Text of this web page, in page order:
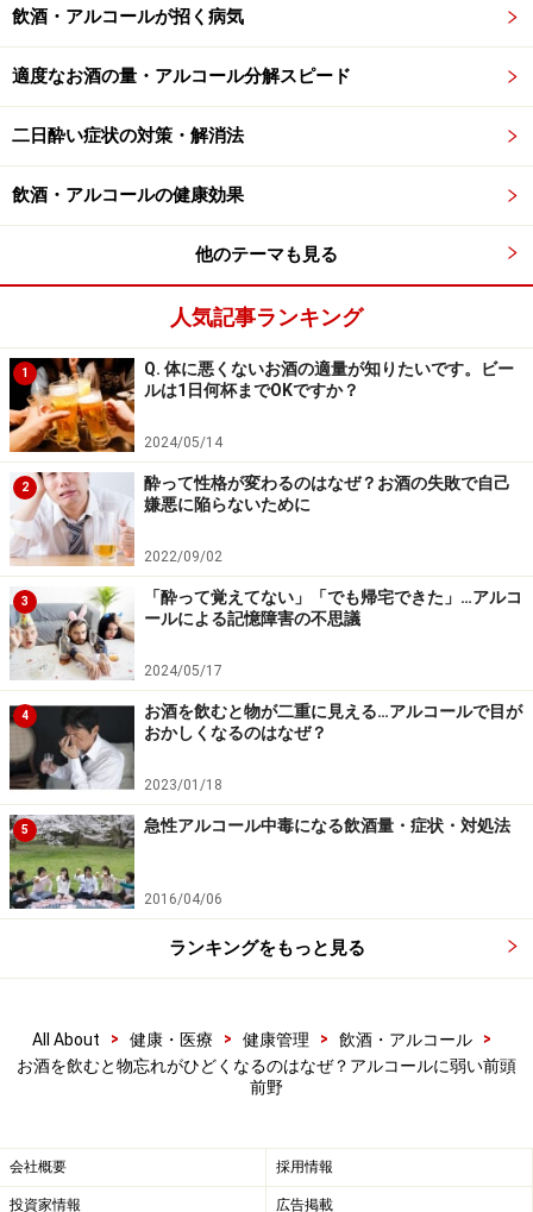
る「酔い」を生じますが、脳全体を一様に麻痺させるわ
けではありません。「お酒で酔う仕組みは未解明？お酒
と麻酔薬の共通点」でも解説しましたが、脳の中には、
たくさんお酒を飲んでもなかなか麻痺されにくい部分
と、少しお酒を飲んだだけでも麻痺されてしまう部分が
あります。前頭前野は、脳の中でもっともアルコールに
お酒を飲んで前頭前野が麻痺されると、前頭前野が担っ
ていたワーキング・メモリーが使えなくなるのは当然で
すね。居酒屋で同じ焼き鳥を繰り返し注文してしまうよ
うな失敗は、前頭前野のワーキング・メモリー機能が働
かなくなり、自分がすでに注文していたことを覚えてい
ないために起きるのです。お酒を飲むときには、ぜひこ
の脳の仕組みも頭の片隅において、大きなお酒の失敗を
してしまわないように気を付けましょう。
※記事内容は執筆時点のものです。最新の内容をご確認くださ
※当サイトにおける医師・医療従事者等による情報の提供は、診
断・治療行為ではありません。診断・治療を必要とする方は、適
切な医療機関での受診をおすすめいたします。記事内容は執筆者
個人の見解によるものであり、全ての方への有効性を保証するも
のではありません。当サイトで提供する情報に基づいて被ったい
かなる損害についても、当社、各ガイド、その他当社と契約した
情報提供者は一切の責任を負いかねます。
免責事項
飲酒・アルコールが招く病気
適度なお酒の量・アルコール分解スピード
二日酔い症状の対策・解消法
飲酒・アルコールの健康効果
他のテーマも見る
人気記事ランキング
1
Q. 体に悪くないお酒の適量が知りたいです。ビー
ルは1日何杯までOKですか？
2024/05/14
2
酔って性格が変わるのはなぜ？お酒の失敗で自己
嫌悪に陥らないために
2022/09/02
3
「酔って覚えてない」「でも帰宅できた」…アルコ
ールによる記憶障害の不思議
2024/05/17
4
お酒を飲むと物が二重に見える…アルコールで目が
おかしくなるのはなぜ？
2023/01/18
5 急性アルコール中毒になる飲酒量・症状・対処法
2016/04/06
ランキングをもっと見る
All About > 健康・医療 > 健康管理 > 飲酒・アルコール
>
お酒を飲むと物忘れがひどくなるのはなぜ？アルコールに弱い前頭
前野
会社概要 採用情報
投資家情報 広告掲載